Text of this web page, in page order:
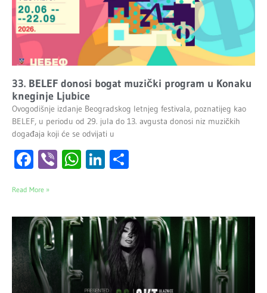
33. BELEF donosi bogat muzički program u Konaku
kneginje Ljubice
Ovogodišnje izdanje Beogradskog letnjeg festivala, poznatijeg kao
BELEF, u periodu od 29. jula do 13. avgusta donosi niz muzičkih
događaja koji će se odvijati u
Facebook
ViberWhatsApp
LinkedIn
Read More »